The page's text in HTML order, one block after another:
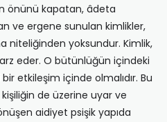
önünü kapatan, âdeta
ve ergene sunulan kimlikler,
niteliğinden yoksundur. Kimlik,
eder. O bütünlüğün içindeki
etkileşim içinde olmalıdır. Bu
de üzerine uyar ve
aidiyet psişik yapıda